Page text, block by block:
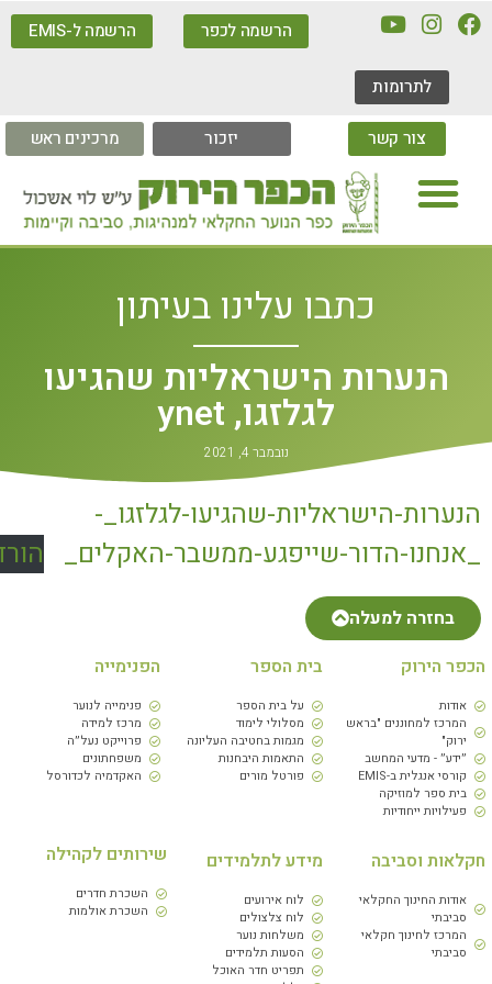
לתרומות
הרשמה לכפר הרשמה ל-EMIS
צור קשר יזכור מרכינים ראש
כתבו עלינו בעיתון
הנערות הישראליות שהגיעו
לגלזגו, ynet
נובמבר 4, 2021
הנערות-הישראליות-שהגיעו-לגלזגו_-
_אנחנו-הדור-שייפגע-ממשבר-האקלים_
הורד
בחזרה למעלה
הכפר הירוק
אודות
המרכז למחוננים "בראש
ירוק"
״ידע״ - מדעי המחשב
קורסי אנגלית ב-EMIS
בית ספר למוזיקה
פעילויות ייחודיות
בית הספר
על בית הספר
מסלולי לימוד
מגמות בחטיבה העליונה
התאמות היבחנות
פורטל מורים
הפנימייה
פנימייה לנוער
מרכז למידה
פרוייקט נעל״ה
משפחתונים
האקדמיה לכדורסל
חקלאות וסביבה
אודות החינוך החקלאי
סביבתי
המרכז לחינוך חקלאי
סביבתי
מידע לתלמידים
לוח אירועים
לוח צלצולים
משלחות נוער
הסעות תלמידים
תפריט חדר האוכל
שירותים לקהילה
השכרת חדרים
השכרת אולמות